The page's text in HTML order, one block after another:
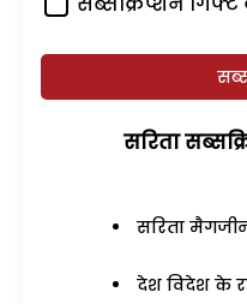
सरिता
सरिता
देश विदेश के